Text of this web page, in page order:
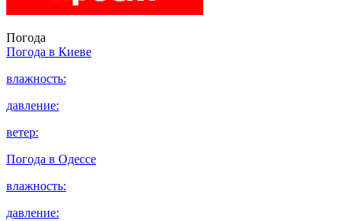
Погода
Погода в Киеве
влажность:
давление:
ветер:
Погода в Одессе
влажность:
давление: